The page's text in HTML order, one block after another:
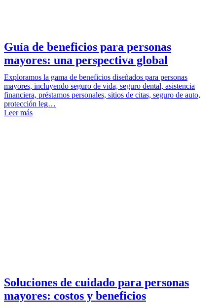
Guía de beneficios para personas
mayores: una perspectiva global
Exploramos la gama de beneficios diseñados para personas
mayores, incluyendo seguro de vida, seguro dental, asistencia
financiera, préstamos personales, sitios de citas, seguro de auto,
protección leg…
Leer más
Soluciones de cuidado para personas
mayores: costos y beneficios